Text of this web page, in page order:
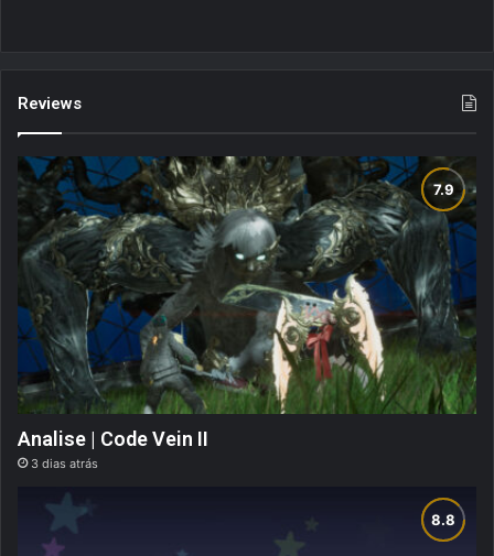
Reviews
Analise | Code Vein II
3 dias atrás